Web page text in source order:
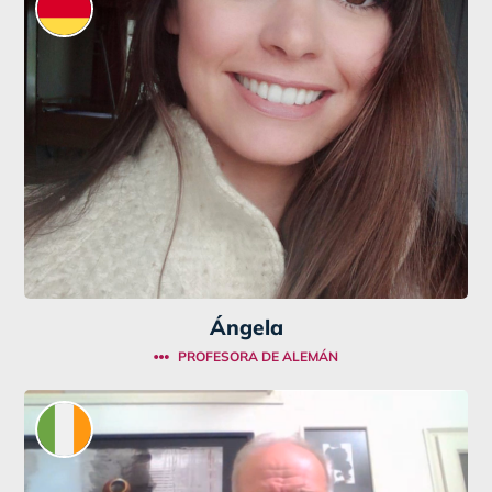
Ángela
PROFESORA DE ALEMÁN